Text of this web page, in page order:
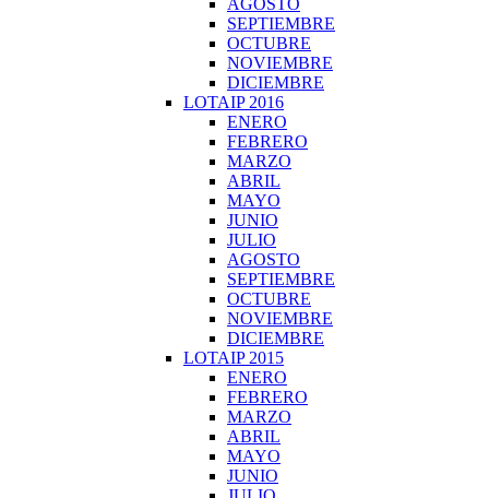
AGOSTO
SEPTIEMBRE
OCTUBRE
NOVIEMBRE
DICIEMBRE
LOTAIP 2016
ENERO
FEBRERO
MARZO
ABRIL
MAYO
JUNIO
JULIO
AGOSTO
SEPTIEMBRE
OCTUBRE
NOVIEMBRE
DICIEMBRE
LOTAIP 2015
ENERO
FEBRERO
MARZO
ABRIL
MAYO
JUNIO